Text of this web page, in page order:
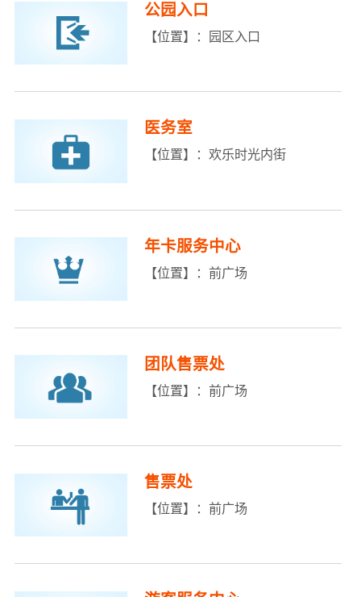
公园入口
【位置】：园区入口
医务室
【位置】：欢乐时光内街
年卡服务中心
【位置】：前广场
团队售票处
【位置】：前广场
售票处
【位置】：前广场